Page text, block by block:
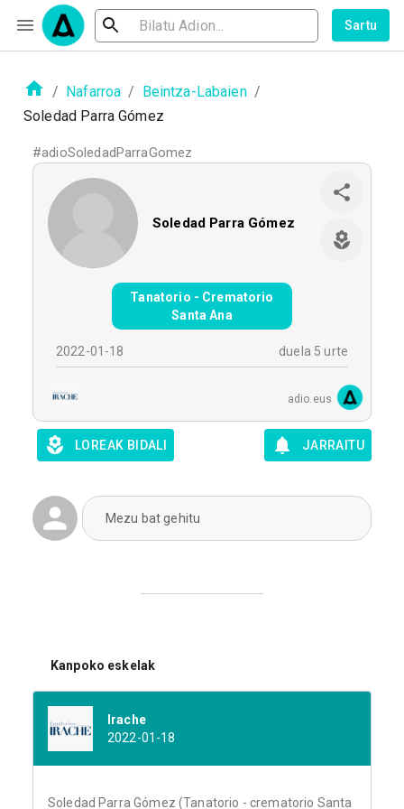
Sartu
/ Nafarroa / Beintza-Labaien /
Soledad Parra Gómez
#adioSoledadParraGomez
Soledad Parra Gómez
Tanatorio - Crematorio
Santa Ana
2022-01-18 duela 5 urte
adio.eus
LOREAK BIDALI JARRAITU
Mezu bat gehitu
Kanpoko eskelak
Irache
2022-01-18
Soledad Parra Gómez (Tanatorio - crematorio Santa